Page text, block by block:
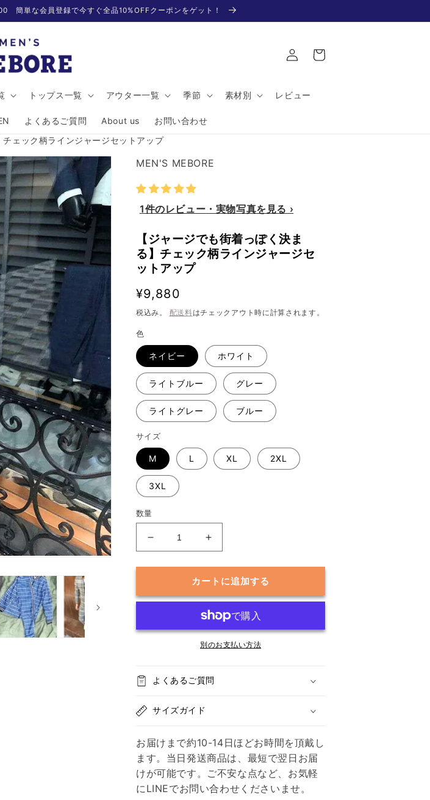
簡単な会員登録で今すぐ全品10%OFFクーポンをゲット！
トップス一覧 アウター一覧 季節 素材別 レビュー
よくあるご質問 About us お問い合わせ
グ
イ
ー
チェック柄ラインジャージセットアップ
MEN'S MEBORE
1件のレビュー
【ジャージでも街着っぽく決ま
る】チェック柄ラインジャージセ
ットアップ
通
常
格
¥9,880
税込み。 配送料はチェックアウト時に計算されます。
色
ネイビー ホワイト
ライトブルー グレー
ライトグレー ブルー
サイズ
M L XL 2XL
3XL
数量
で
街
ぽ
決
チ
ェ
ッ
ク
【ジ
ジ
で
も
街
着
ぽ
チ
ェ
ッ
ク
カートに追加する
別のお支払い方法
よくあるご質問
サイズガイド
お届けまで約10-14日ほどお時間を頂戴し
ます。当日発送商品は、最短で翌日お届
けが可能です。ご不安な点など、お気軽
にLINEでお問い合わせくださいませ。